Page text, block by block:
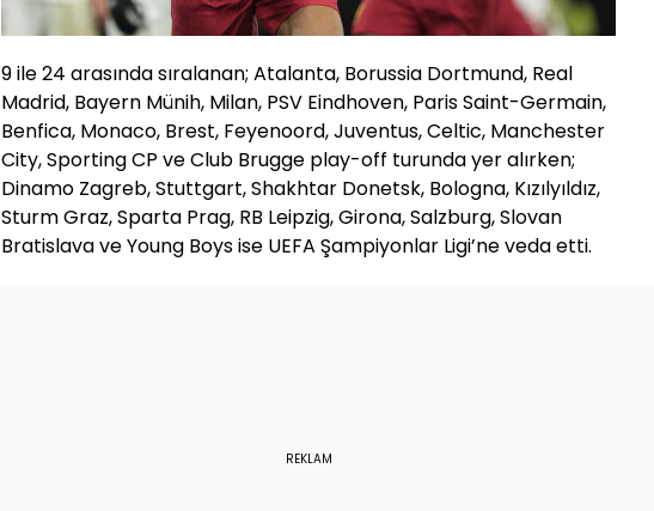
9 ile 24 arasında sıralanan; Atalanta, Borussia Dortmund, Real
Madrid, Bayern Münih, Milan, PSV Eindhoven, Paris Saint-Germain,
Benfica, Monaco, Brest, Feyenoord, Juventus, Celtic, Manchester
City, Sporting CP ve Club Brugge play-off turunda yer alırken;
Dinamo Zagreb, Stuttgart, Shakhtar Donetsk, Bologna, Kızılyıldız,
Sturm Graz, Sparta Prag, RB Leipzig, Girona, Salzburg, Slovan
Bratislava ve Young Boys ise UEFA Şampiyonlar Ligi’ne veda etti.
REKLAM